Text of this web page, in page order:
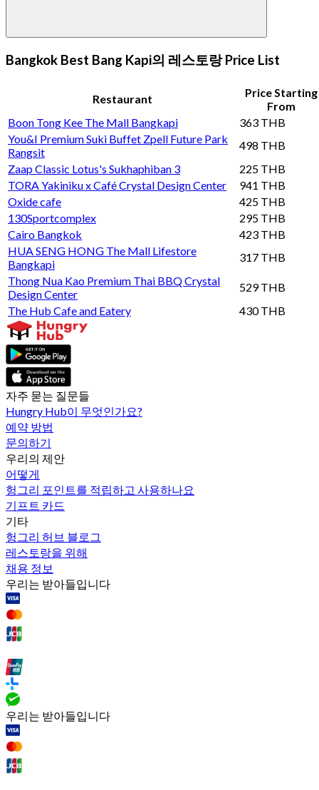
Bangkok Best Bang Kapi의 레스토랑 Price List
Restaurant
Price Starting
From
Boon Tong Kee The Mall Bangkapi
363 THB
You&I Premium Suki Buffet Zpell Future Park
Rangsit
498 THB
Zaap Classic Lotus's Sukhaphiban 3
225 THB
TORA Yakiniku x Café Crystal Design Center
941 THB
Oxide cafe
425 THB
130Sportcomplex
295 THB
Cairo Bangkok
423 THB
HUA SENG HONG The Mall Lifestore
Bangkapi
317 THB
Thong Nua Kao Premium Thai BBQ Crystal
Design Center
529 THB
The Hub Cafe and Eatery
430 THB
자주 묻는 질문들
Hungry Hub이 무엇인가요?
예약 방법
문의하기
우리의 제안
어떻게
헝그리 포인트를 적립하고 사용하나요
기프트 카드
기타
헝그리 허브 블로그
레스토랑을 위해
채용 정보
우리는 받아들입니다
우리는 받아들입니다